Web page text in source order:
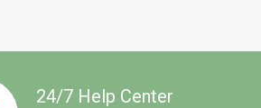
24/7 Help Center